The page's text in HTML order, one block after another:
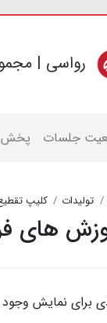
رواسی |
جلسات پخش
تولیدات کلیپ
های
برای نمایش وجود